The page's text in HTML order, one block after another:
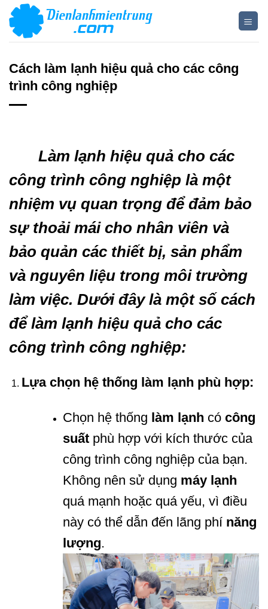
qua
Cách làm lạnh hiệu quả cho các công
trình công nghiệp
Làm lạnh hiệu quả cho các
công trình công nghiệp là một
nhiệm vụ quan trọng để đảm bảo
sự thoải mái cho nhân viên và
bảo quản các thiết bị, sản phẩm
và nguyên liệu trong môi trường
làm việc. Dưới đây là một số cách
để làm lạnh hiệu quả cho các
công trình công nghiệp:
Lựa chọn hệ thống làm lạnh phù hợp:
Chọn hệ thống làm lạnh có công
suấtphù hợp với kích thước của
công trình công nghiệp của bạn.
Không nên sử dụng máy lạnh
quá mạnh hoặc quá yếu, vì điều
này có thể dẫn đến lãng phí năng
lượng.